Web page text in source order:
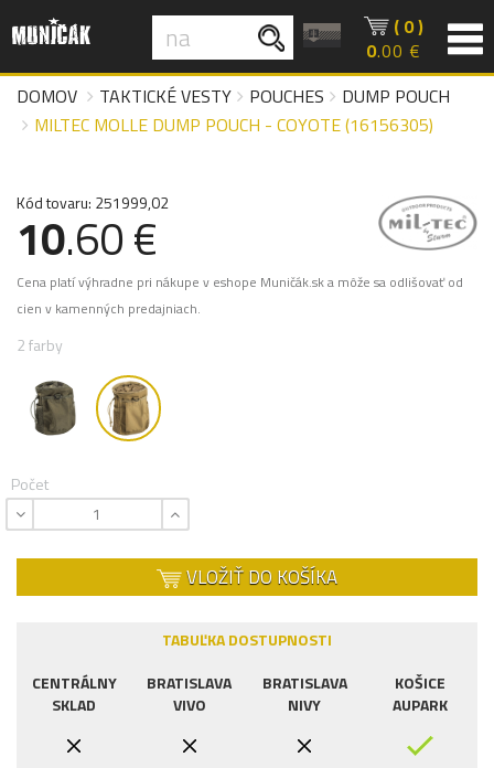
( 0 )
0.00 €
DOMOV
TAKTICKÉ VESTY POUCHES
DUMP POUCH
MILTEC MOLLE DUMP POUCH - COYOTE (16156305)
Kód tovaru: 251999,02
10.60 €
Cena platí výhradne pri nákupe v eshope Muničák.sk a môže sa odlišovať od
cien v kamenných predajniach.
2 farby
Počet
VLOŽIŤ DO KOŠÍKA
TABUĽKA DOSTUPNOSTI
CENTRÁLNY
SKLAD
BRATISLAVA
VIVO
BRATISLAVA
NIVY
KOŠICE
AUPARK